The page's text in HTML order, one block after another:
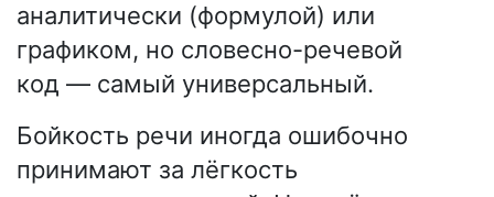
аналитически (формулой) или
графиком, но словесно-речевой
код — самый универсальный.
Бойкость речи иногда ошибочно
принимают за лёгкость